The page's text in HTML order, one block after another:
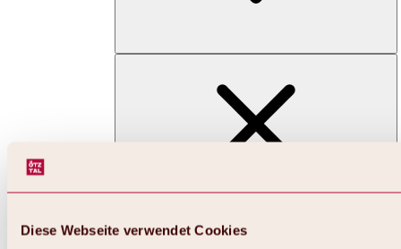
Diese Webseite verwendet Cookies